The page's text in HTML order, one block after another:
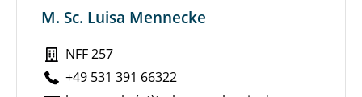
Wissenschaftliche Mitarbeitende
Doktoranden
IT-Administration
M. Sc. Luisa Mennecke
NFF 257
+49 531 391 66322